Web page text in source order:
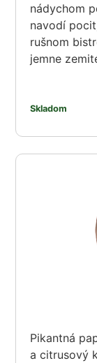
nádychom
navodí
rušnom
jemne
Skladom
Pikantná
a citrusový